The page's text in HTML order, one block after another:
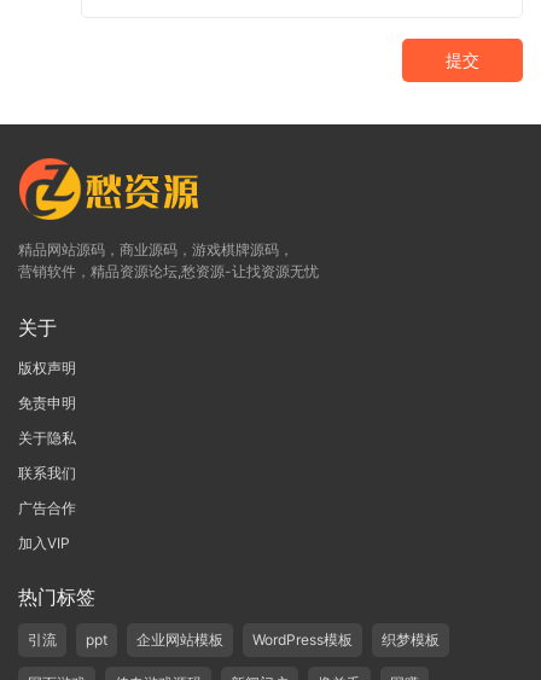
提交
精品网站源码，商业源码，游戏棋牌源码，
营销软件，精品资源论坛,愁资源-让找资源无忧
关于
版权声明
免责申明
关于隐私
联系我们
广告合作
加入VIP
热门标签
引流 ppt 企业网站模板 WordPress模板 织梦模板